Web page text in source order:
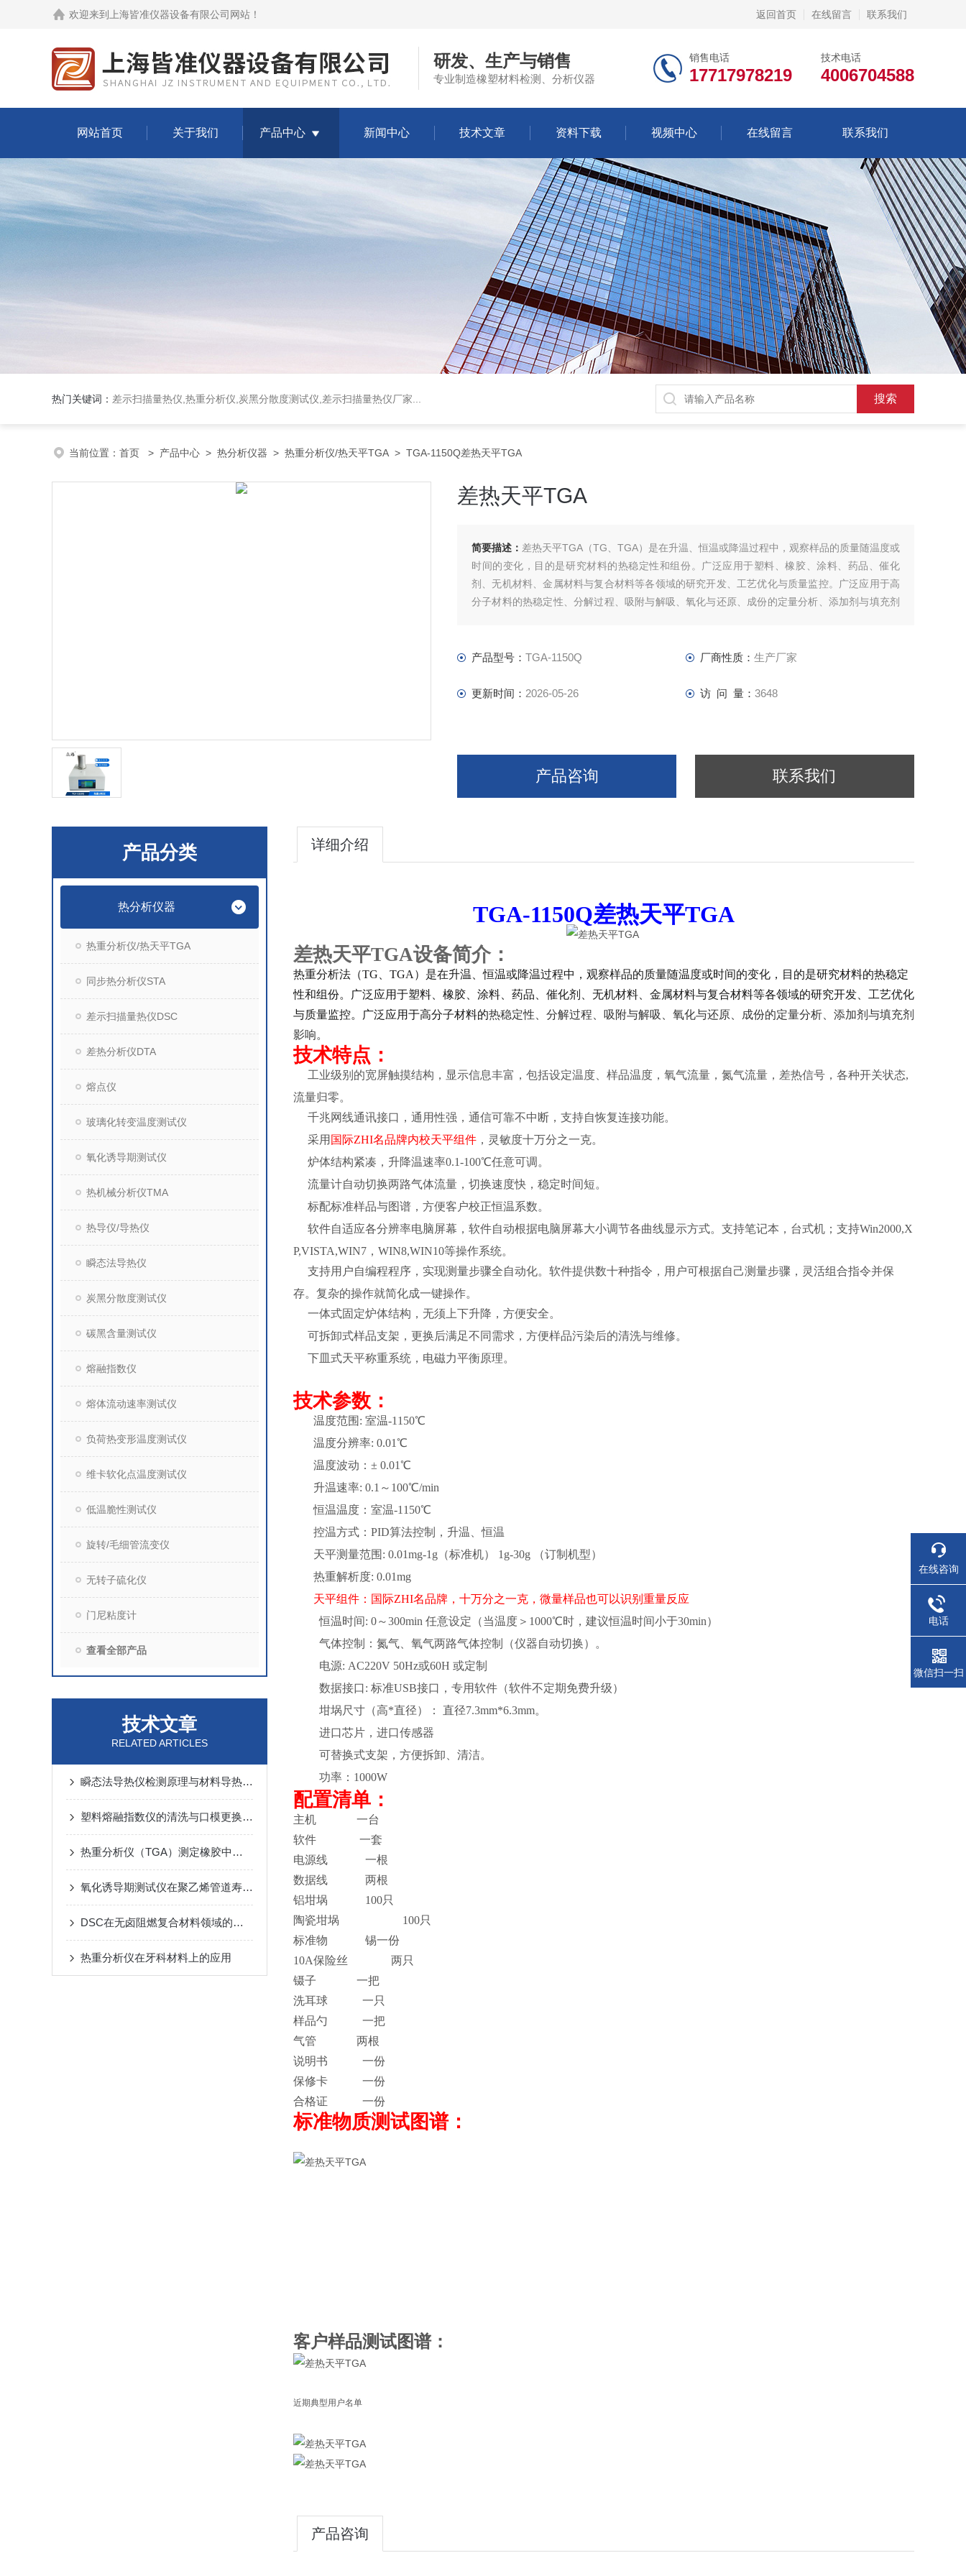
欢迎来到 上海皆准仪器设备有限公司网站 ！ 返回首页 在线留言 联系我们
研发、生产与销售
专业制造橡塑材料检测、分析仪器
销售电话
17717978219
技术电话
4006704588
网站首页 关于我们 产品中心 新闻中心 技术文章 资料下载 视频中心 在线留言 联系我们
热门关键词： 差示扫描量热仪 热重分析仪 炭黑分散度测试仪 差示扫描量热仪厂家
当前位置： 首页 > 产品中心 > 热分析仪器 > 热重分析仪/热天平TGA > TGA-1150Q差热天平TGA
差热天平TGA
简要描述： 差热天平TGA（TG、TGA）是在升温、恒温或降温过程中，观察样品的质量随温度或
时间的变化，目的是研究材料的热稳定性和组份。广泛应用于塑料、橡胶、涂料、药品、催化
剂、无机材料、金属材料与复合材料等各领域的研究开发、工艺优化与质量监控。广泛应用于高
分子材料的热稳定性、分解过程、吸附与解吸、氧化与还原、成份的定量分析、添加剂与填充剂
产品型号： TGA-1150Q 厂商性质： 生产厂家
更新时间： 2026-05-26 访 问 量： 3648
产品咨询 联系我们
产品分类
热分析仪器
热重分析仪/热天平TGA
同步热分析仪STA
差示扫描量热仪DSC
差热分析仪DTA
熔点仪
玻璃化转变温度测试仪
氧化诱导期测试仪
热机械分析仪TMA
热导仪/导热仪
瞬态法导热仪
炭黑分散度测试仪
碳黑含量测试仪
熔融指数仪
熔体流动速率测试仪
负荷热变形温度测试仪
维卡软化点温度测试仪
低温脆性测试仪
旋转/毛细管流变仪
无转子硫化仪
门尼粘度计
查看全部产品
技术文章
RELATED ARTICLES
瞬态法导热仪检测原理与材料导热系数测试技术分析
塑料熔融指数仪的清洗与口模更换操作
热重分析仪（TGA）测定橡胶中炭黑、灰分完整方案
氧化诱导期测试仪在聚乙烯管道寿命预测中的应用
DSC在无卤阻燃复合材料领域的应用
热重分析仪在牙科材料上的应用
详细介绍
TGA-1150Q差热天平TGA
差热天平TGA设备简介：
热重分析法（TG、TGA）是在升温、恒温或降温过程中，观察样品的质量随温度或时间的变化，目的是研究材料的热稳定
性和组份。广泛应用于塑料、橡胶、涂料、药品、催化剂、无机材料、金属材料与复合材料等各领域的研究开发、工艺优化
与质量监控。
广泛应用于高分子材料的热稳定性、分解过程、吸附与解吸、氧化与还原、成份的定量分析、添加剂与填充剂
影响。
技术特点：
工业级别的宽屏触摸结构，显示信息丰富，包括设定温度、样品温度，氧气流量，氮气流量，差热信号，各种开关状态,
流量归零。
千兆网线通讯接口，通用性强，通信可靠不中断，支持自恢复连接功能。
采用 国际ZHI名品牌内校天平组件 ，灵敏度十万分之一克。
炉体结构紧凑，升降温速率0.1-100℃任意可调。
流量计自动切换两路气体流量，切换速度快，稳定时间短。
标配标准样品与图谱，方便客户校正恒温系数。
软件自适应各分辨率电脑屏幕，软件自动根据电脑屏幕大小调节各曲线显示方式。支持笔记本，台式机；支持Win2000,X
P,VISTA,WIN7，WIN8,WIN10等操作系统。
支持用户自编程程序，实现测量步骤全自动化。软件提供数十种指令，用户可根据自己测量步骤，灵活组合指令并保
存。复杂的操作就简化成一键操作。
一体式固定炉体结构，无须上下升降，方便安全。
可拆卸式样品支架，更换后满足不同需求，方便样品污染后的清洗与维修。
下皿式天平称重系统，电磁力平衡原理。
技术参数：
温度范围: 室温-1150℃
温度分辨率: 0.01℃
温度波动：± 0.01℃
升温速率: 0.1～ 100℃/min
恒温温度 ： 室温-1 1 50℃
控温方式： PID算法控制， 升温、恒温
天平测量范围: 0.01mg-1 g （标准机） 1g-30g （订制机型）
热重解析度: 0.01mg
天平组件 ： 国际ZHI名品牌 ，十万分之一克，微量样品也可以识别重量反应
恒温时间: 0～300min 任意设定（当温度＞1000℃时，建议恒温时间小于30min）
气体控制：氮气、氧气两路气体控制（仪器自动切换）。
电源: AC220V 50Hz或60H 或定制
数据接口: 标准USB接口，专用软件（软件不定期免费升级）
坩埚尺寸（高*直径）： 直径7.3mm*6.3mm。
进口芯片 ， 进口传感器
可替换式支架，方便拆卸、清洁。
功率： 1000W
配置清单 ：
主机 一台
软件
一套
电源线
一根
数据线
两根
铝坩埚 100只
陶瓷坩埚 100只
标准物
锡一份
10A保险丝
两只
镊子 一把
洗耳球 一只
样品勺 一把
气管 两根
说明书 一份
保修卡 一份
合格证 一份
标准物质测试图谱：
客户样品测试图谱：
近期典型用户名单
产品咨询
在线咨询
电话
微信扫一扫